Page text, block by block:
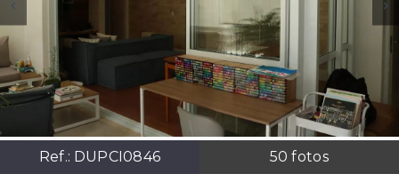
Ref.: DUPCI0846 50 fotos